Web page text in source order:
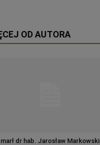
OD AUTORA
dr hab. Jarosław Markowski